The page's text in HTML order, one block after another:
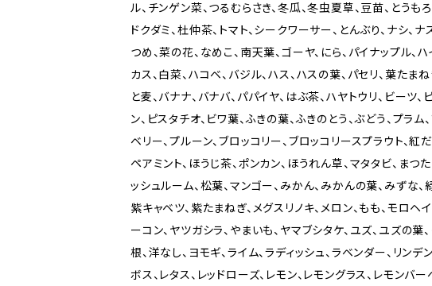
ル、チンゲン菜、つるむらさき、冬瓜、冬虫夏草、豆苗、とうもろ
ドクダミ、杜仲茶、トマト、シークワーサー、とんぶり、ナシ、ナ
つめ、菜の花、なめこ、南天葉、ゴーヤ、にら、パイナップル、ハ
カス、白菜、ハコベ、バジル、ハス、ハスの葉、パセリ、葉たまね
と麦、バナナ、バナバ、パパイヤ、はぶ茶、ハヤトウリ、ビーツ、
ン、ピスタチオ、ビワ葉、ふきの葉、ふきのとう、ぶどう、プラム
ベリー、プルーン、ブロッコリー、ブロッコリースプラウト、紅だ
ペアミント、ほうじ茶、ポンカン、ほうれん草、マタタビ、まつた
ッシュルーム、松葉、マンゴー、みかん、みかんの葉、みずな、
紫キャベツ、紫たまねぎ、メグスリノキ、メロン、もも、モロヘイ
ーコン、ヤツガシラ、やまいも、ヤマブシタケ、ユズ、ユズの葉
根、洋なし、ヨモギ、ライム、ラディッシュ、ラベンダー、リンデ
ボス、レタス、レッドローズ、レモン、レモングラス、レモンバー